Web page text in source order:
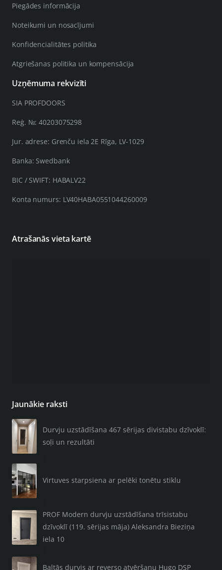
Piegādes informācija
Noteikumi un nosacījumi
Konfidencialitātes politika
Atgriešanas politika un kompensācija
Uzņēmuma rekvizīti
SIA PROFDOORS
Reģ. №: 40203075298
Jur. adrese: Grenču iela 2E Rīga, LV-1029
Banka: Swedbank
BIC / SWIFT: HABALV22
Konta numurs: LV40HABA0551044260009
Atrašanās vieta kartē
Jaunākie raksti
Durvju uzstādīšana 467 sērijas divistabu dzīvoklī:
soļi un rezultāti
Virtuves starpsiena ar pelēki tonētu stiklu
PROF Modern durvju uzstādīšana trīsistabu
dzīvoklī (119. sērijas māja) Aleksandra Bieziņa
iela 10
Baltās durvis ar reverso atvēršanu Hugo DSP